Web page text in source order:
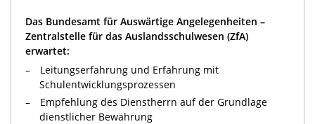
Das Bundesamt für Auswärtige Angelegenheiten –
Zentralstelle für das Auslandsschulwesen (ZfA)
erwartet:
Leitungserfahrung und Erfahrung mit
Schulentwicklungsprozessen
Empfehlung des Dienstherrn auf der Grundlage
dienstlicher Bewährung